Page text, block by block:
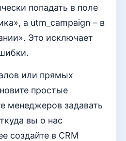
попадать в поле
а utm_campaign – в
Это исключает
или прямых
простые
менеджеров задавать
вы о нас
создайте в CRM